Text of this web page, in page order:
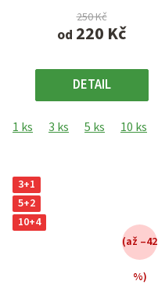
hvězdiček.
od 220 Kč
250 Kč
DETAIL
1 ks 3 ks 5 ks 10 ks
3+1
5+2
10+4
(až –42
%)